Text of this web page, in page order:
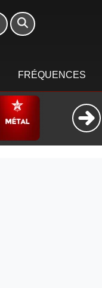
FRÉQUENCES
Week-end de 16h à
20h